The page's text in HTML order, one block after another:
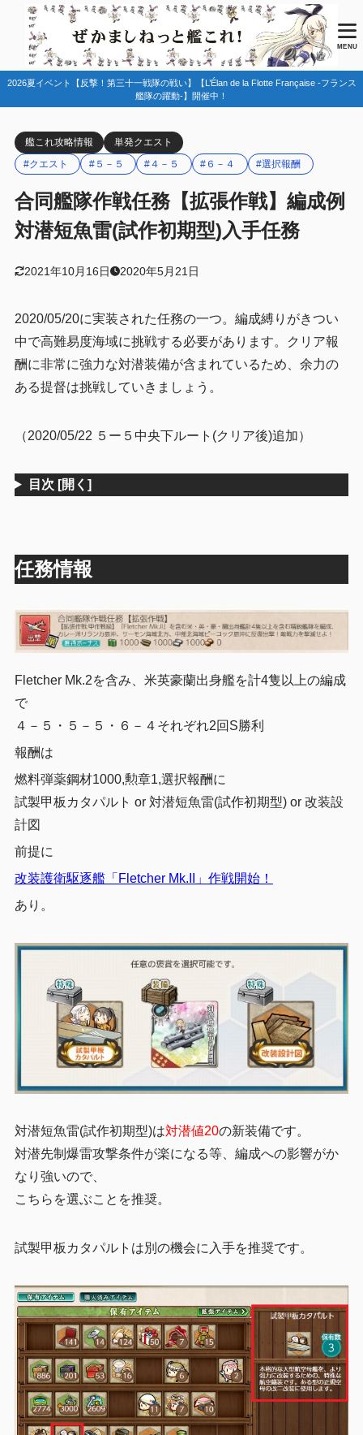
MENU
2026夏イベント【反撃！第三十一戦隊の戦い】【L’Élan de la Flotte Française -フランス
艦隊の躍動-】開催中！
艦これ攻略情報
単発クエスト
#クエスト
#５－５ #４－５ #６－４ #選択報酬
合同艦隊作戦任務【拡張作戦】編成例
対潜短魚雷(試作初期型)入手任務
2021年10月16日 2020年5月21日
2020/05/20に実装された任務の一つ。編成縛りがきつい
中で高難易度海域に挑戦する必要があります。クリア報
酬に非常に強力な対潜装備が含まれているため、余力の
ある提督は挑戦していきましょう。
（2020/05/22 ５ー５中央下ルート(クリア後)追加）
目次 [開く]
任務情報
Fletcher Mk.2を含み、米英豪蘭出身艦を計4隻以上の編成
で
４－５・５－５・６－４それぞれ2回S勝利
報酬は
燃料弾薬鋼材1000,勲章1,選択報酬に
試製甲板カタパルト or 対潜短魚雷(試作初期型) or 改装設
計図
前提に
改装護衛駆逐艦「Fletcher Mk.II」作戦開始！
あり。
対潜短魚雷(試作初期型)は対潜値20の新装備です。
対潜先制爆雷攻撃条件が楽になる等、編成への影響がか
なり強いので、
こちらを選ぶことを推奨。
試製甲板カタパルトは別の機会に入手を推奨です。
目次
1
2 編成例
2.2 ５－５
2.2.1 ゲージ破壊前の例
2.2.2 ゲージ破壊後の例（上ルート）
2.3 ６－４
2.3.1 基地航空隊
3 まとめ